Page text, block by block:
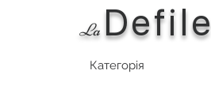
La Defile
Категорія